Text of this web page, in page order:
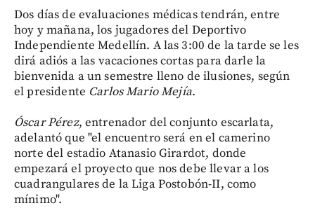
Dos días de evaluaciones médicas tendrán, entre
hoy y mañana, los jugadores del Deportivo
Independiente Medellín. A las 3:00 de la tarde se les
dirá adiós a las vacaciones cortas para darle la
bienvenida a un semestre lleno de ilusiones, según
el presidente Carlos Mario Mejía.
Óscar Pérez, entrenador del conjunto escarlata,
adelantó que "el encuentro será en el camerino
norte del estadio Atanasio Girardot, donde
empezará el proyecto que nos debe llevar a los
cuadrangulares de la Liga Postobón-II, como
mínimo".